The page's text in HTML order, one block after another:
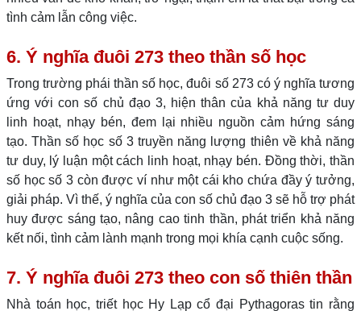
tình cảm lẫn công việc.
6. Ý nghĩa đuôi 273 theo thần số học
Trong trường phái thần số học, đuôi số 273 có ý nghĩa tương
ứng với con số chủ đạo 3, hiện thân của khả năng tư duy
linh hoạt, nhạy bén, đem lại nhiều nguồn cảm hứng sáng
tạo. Thần số học số 3 truyền năng lượng thiên về khả năng
tư duy, lý luận một cách linh hoạt, nhạy bén. Đồng thời, thần
số học số 3 còn được ví như một cái kho chứa đầy ý tưởng,
giải pháp. Vì thế, ý nghĩa của con số chủ đạo 3 sẽ hỗ trợ phát
huy được sáng tạo, nâng cao tinh thần, phát triển khả năng
kết nối, tình cảm lành mạnh trong mọi khía cạnh cuộc sống.
7. Ý nghĩa đuôi 273 theo con số thiên thần
Nhà toán học, triết học Hy Lạp cổ đại Pythagoras tin rằng